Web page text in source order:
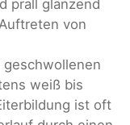
prall glänzend
von
geschwollenen
weiß bis
ist oft